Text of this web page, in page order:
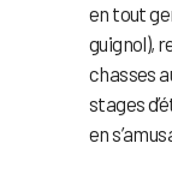
en tout
guignol),
chasses
stages
en